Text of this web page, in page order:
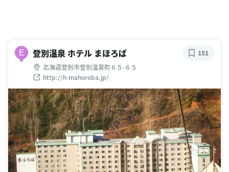
E 登別温泉 ホテル まほろば
北海道登別市登別温泉町６５-６５
http://h-mahoroba.jp/
151